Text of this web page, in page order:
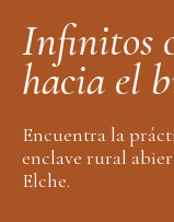
Infnitos
hacia el b
Encuentra la
enclave rural
Elche.